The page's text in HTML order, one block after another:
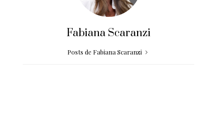
Fabiana Scaranzi
Posts de Fabiana Scaranzi